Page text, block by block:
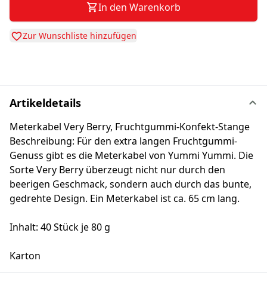
In den Warenkorb
Zur Wunschliste hinzufügen
Artikeldetails
Meterkabel Very Berry, Fruchtgummi-Konfekt-Stange
Beschreibung: Für den extra langen Fruchtgummi-
Genuss gibt es die Meterkabel von Yummi Yummi. Die
Sorte Very Berry überzeugt nicht nur durch den
beerigen Geschmack, sondern auch durch das bunte,
gedrehte Design. Ein Meterkabel ist ca. 65 cm lang.
Inhalt: 40 Stück je 80 g
Karton